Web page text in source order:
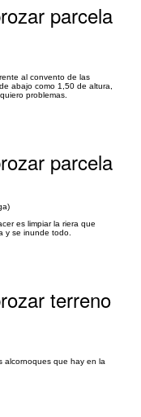
parcela
al convento de las
abajo como 1,50 de altura,
problemas.
parcela
es limpiar la riera que
y se inunde todo.
terreno
alcornoques que hay en la